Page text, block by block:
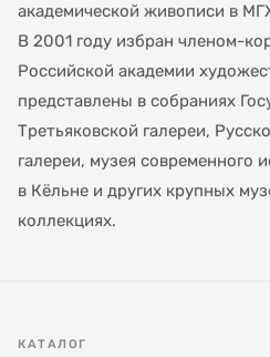
академической живописи в
В 2001 году избран членом-
Российской академии
представлены в собраниях
Третьяковской галереи,
галереи, музея современного
в Кёльне и других крупных
коллекциях.
КАТАЛОГ